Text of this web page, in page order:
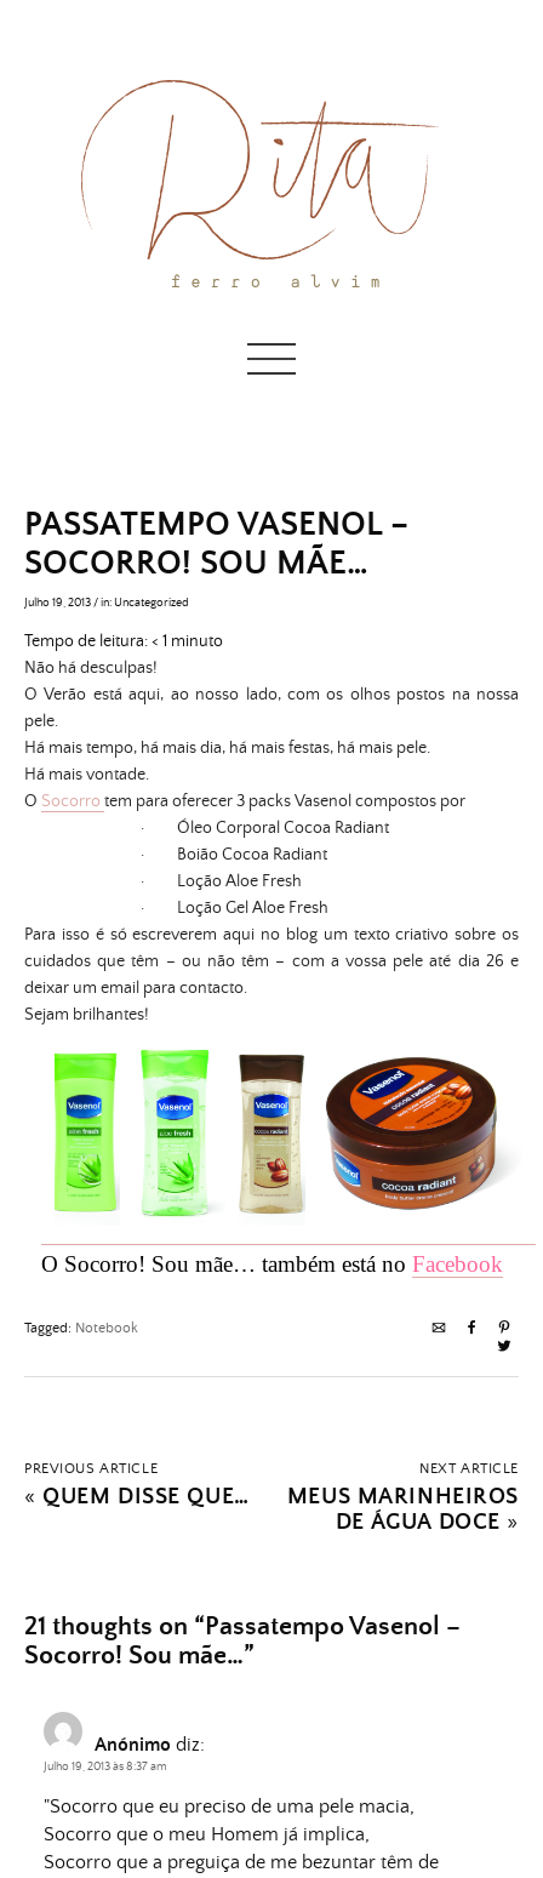
PASSATEMPO VASENOL –
SOCORRO! SOU MÃE…
Julho 19, 2013/in: Uncategorized
Tempo de leitura:< 1 minuto
Não há desculpas!
O Verão está aqui, ao nosso lado, com os olhos postos na nossa
pele.
Há mais tempo, há mais dia, há mais festas, há mais pele.
Há mais vontade.
O Socorro tem para oferecer3 packs Vasenol compostos por
· Óleo CorporalCocoa Radiant
·
Boião Cocoa Radiant
·
Loção Aloe Fresh
·
Loção Gel Aloe Fresh
Para isso é só escreverem aqui no blog um texto criativo sobre os
cuidados que têm – ou não têm – com a vossa pele até dia 26 e
deixar um email para contacto.
Sejam brilhantes!
O Socorro! Sou mãe… também está no Facebook
Tagged: Notebook
PREVIOUS ARTICLE
« QUEM DISSE QUE…
NEXT ARTICLE
MEUS MARINHEIROS
DE ÁGUA DOCE »
21 thoughts on “Passatempo Vasenol –
Socorro! Sou mãe…”
Anónimo diz:
Julho 19, 2013 às 8:37 am
"Socorro que eu preciso de uma pele macia,
Socorro que o meu Homem já implica,
Socorro que a preguiça de me bezuntar têm de